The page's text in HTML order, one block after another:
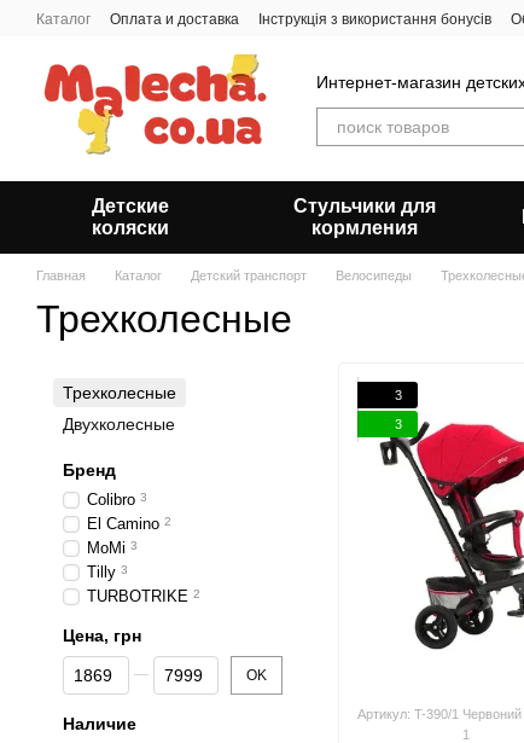
Перейти к основному контенту
Каталог Оплата и доставка Інструкція з використання бонусів
Интернет-магазин
Детские
коляски
Стульчики для
кормления
Главная Каталог Детский транспорт Велосипеды
Трехколесные
3
3
Артикул: T-390/1 Червоний
1
Трехколесные
Двухколесные
Бренд
Colibro 3
El Camino 2
MoMi 3
Tilly 3
TURBOTRIKE 2
Цена, грн
От Цена, грн
До Цена, грн OK
Наличие